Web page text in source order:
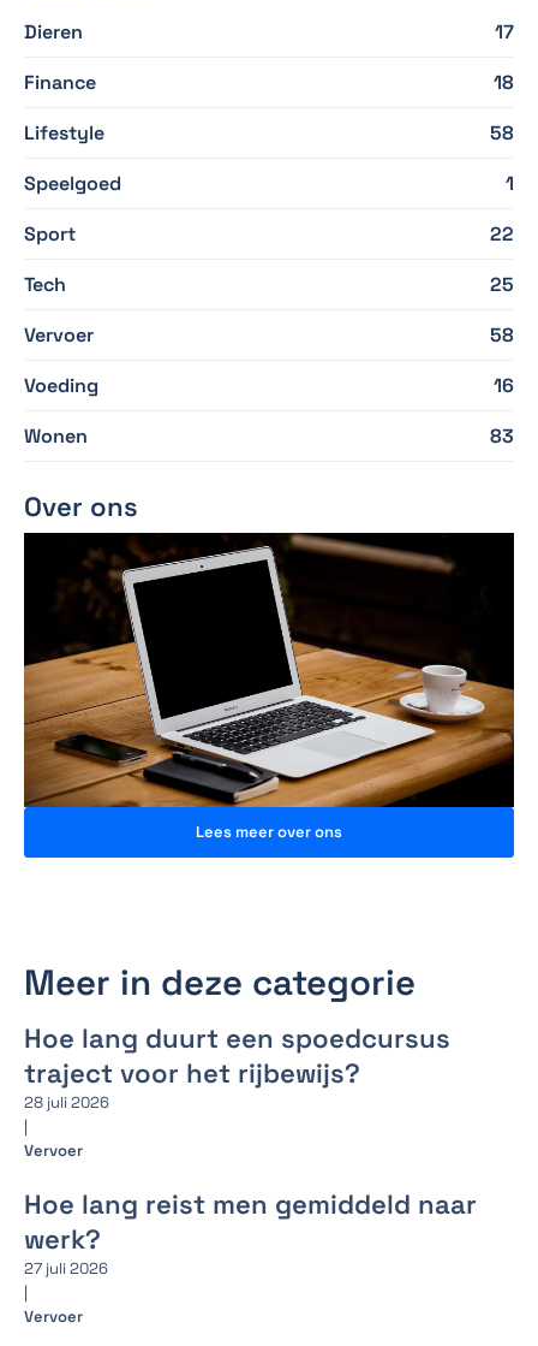
Dieren
17
Finance
18
Lifestyle
58
Speelgoed
1
Sport
22
Tech
25
Vervoer
58
Voeding
16
Wonen
83
Over ons
Lees meer over ons
Meer in deze categorie
Hoe lang duurt een spoedcursus
traject voor het rijbewijs?
28 juli 2026
|
Vervoer
Hoe lang reist men gemiddeld naar
werk?
27 juli 2026
|
Vervoer